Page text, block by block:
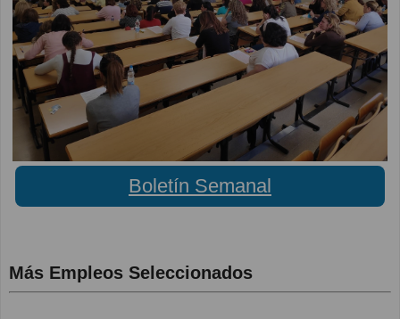
Boletín Semanal
Más Empleos Seleccionados